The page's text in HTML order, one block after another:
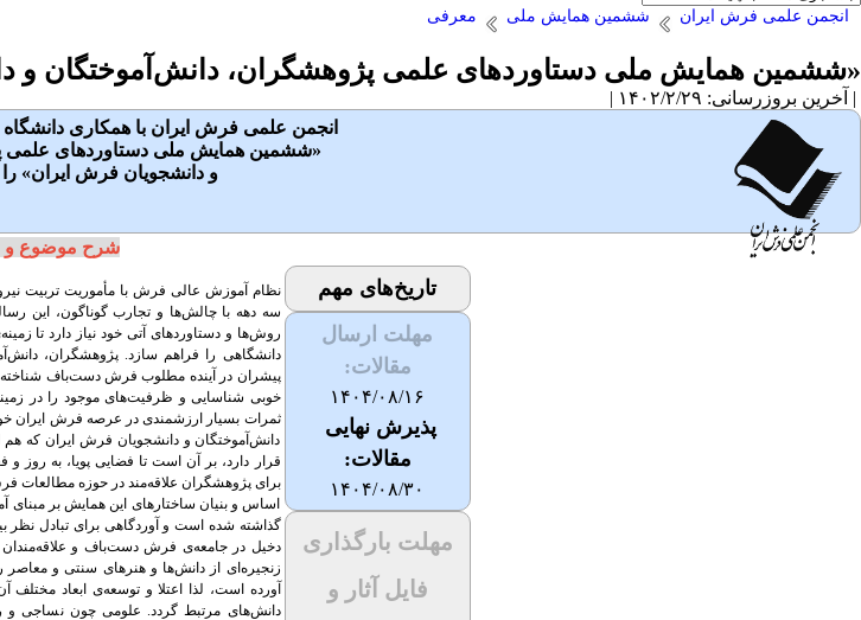
انجمن علمی فرش ایران ششمین همایش ملی معرفی
«ششمین همایش ملی دستاوردهای علمی پژوهشگران، دانش‌آموختگان و
| آخرین بروزرسانی: ۱۴۰۲/۲/۲۹ |
انجمن علمی فرش ایران با همکاری
«ششمین همایش ملی دستاوردهای علمی
و دانشجویان فرش ایران»
شرح موضوع
تاریخ‌های مهم
مهلت ارسال
مقالات:
۱۴۰۴/۰۸/۱۶
پذیرش نهایی
مقالات:
۱۴۰۴/۰۸/۳۰
مهلت بارگذاری
فایل آثار و
نظام آموزش عالی فرش با مأموریت تربیت
سه دهه با چالش‌ها و تجارب گوناگون، این
روش‌ها و دستاوردهای آتی خود نیاز دارد تا
دانشگاهی را فراهم سازد. پژوهشگران،
پیشران در آینده‌ مطلوب فرش دست‌باف شناخته
خوبی شناسایی و ظرفیت‌های موجود را در
ثمرات بسیار ارزشمندی در عرصه فرش ایران
دانش‌آموختگان و دانشجویان فرش ایران که
قرار دارد، بر آن است تا فضایی پویا، به روز و
برای پژوهشگران علاقه‌مند در حوزه مطالعات
اساس و بنیان ساختارهای این همایش بر
گذاشته شده است و آوردگاهی برای تبادل نظر
دخیل در جامعه‌ی فرش دست‌باف و علاقه‌مندان
زنجیره‌ای از دانش‌ها و هنرهای سنتی و
آورده است، لذا اعتلا و توسعه‌ی ابعاد
دانش‌های مرتبط گردد. علومی چون نساجی و